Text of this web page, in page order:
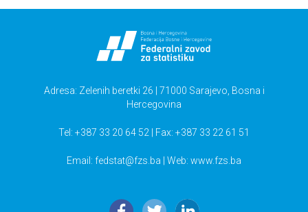
Adresa: Zelenih beretki 26 | 71000 Sarajevo, Bosna i
Hercegovina
Tel: +387 33 20 64 52 | Fax: +387 33 22 61 51
Email: fedstat@fzs.ba | Web: www.fzs.ba